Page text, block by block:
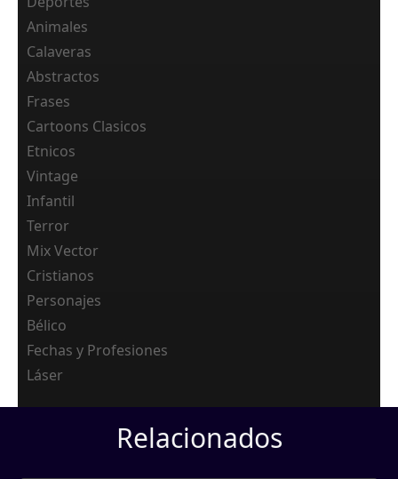
Animales
Calaveras
Abstractos
Frases
Cartoons Clasicos
Etnicos
Vintage
Infantil
Terror
Mix Vector
Cristianos
Personajes
Bélico
Fechas y Profesiones
Láser
Relacionados